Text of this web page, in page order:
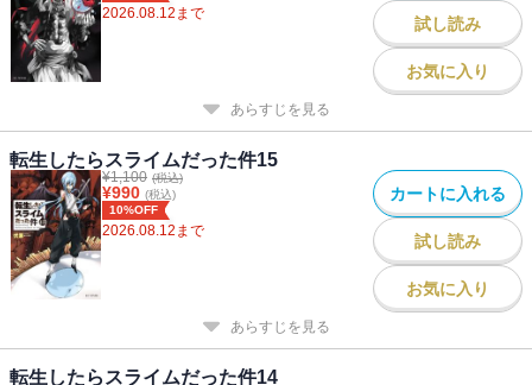
2026.08.12 まで
試し読み
お気に入り
あらすじを見る
転生したらスライムだった件15
¥1,100 (税込)
¥990 (税込)
10%OFF
2026.08.12 まで
カートに入れる
試し読み
お気に入り
あらすじを見る
転生したらスライムだった件14